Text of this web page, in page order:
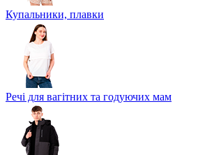
Купальники, плавки
Речі для вагітних та годуючих мам